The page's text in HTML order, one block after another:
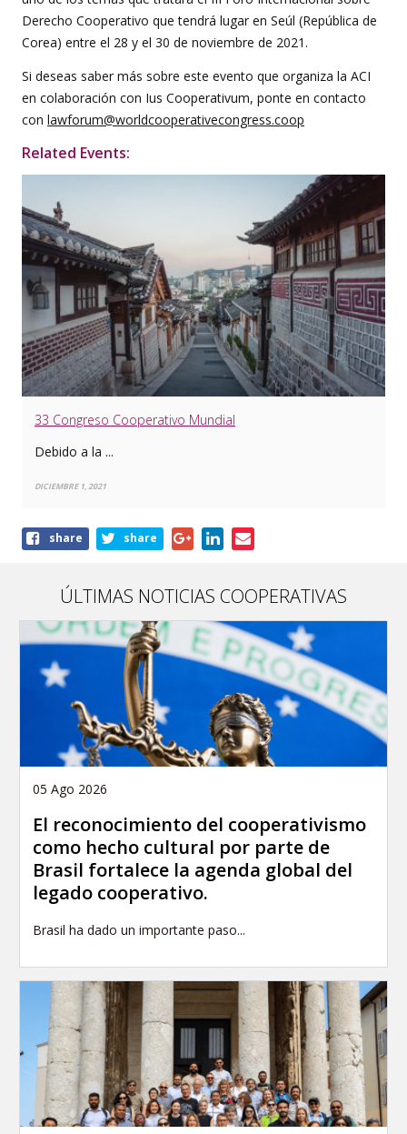
Derecho Cooperativo que tendrá lugar en Seúl (República de
Corea) entre el 28 y el 30 de noviembre de 2021.
Si deseas saber más sobre este evento que organiza la ACI
en colaboración con Ius Cooperativum, ponte en contacto
con lawforum@worldcooperativecongress.coop
Related Events:
33 Congreso Cooperativo Mundial
Debido a la ...
DICIEMBRE 1, 2021
Shareshare share
ÚLTIMAS NOTICIAS COOPERATIVAS
05 Ago 2026
El reconocimiento del cooperativismo
como hecho cultural por parte de
Brasil fortalece la agenda global del
legado cooperativo.
Brasil ha dado un importante paso...